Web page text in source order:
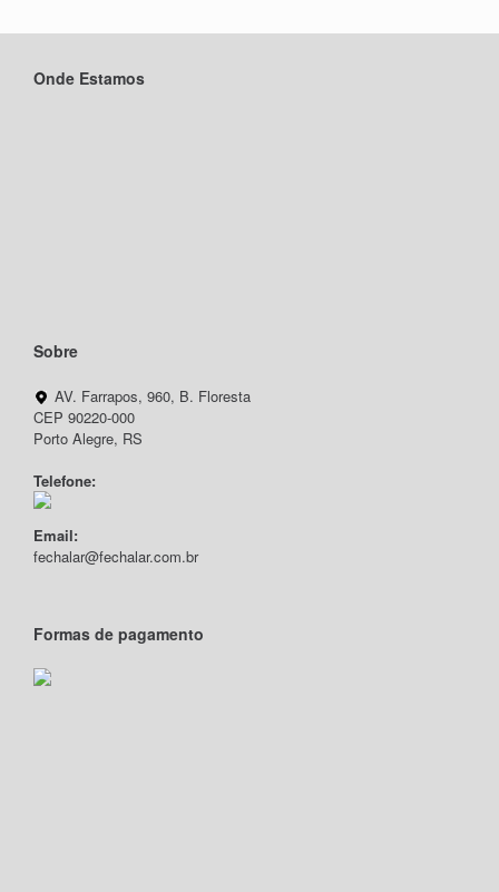
Onde Estamos
Sobre
AV. Farrapos, 960, B. Floresta
CEP 90220-000
Porto Alegre, RS
Telefone:
Email:
fechalar@fechalar.com.br
Formas de pagamento